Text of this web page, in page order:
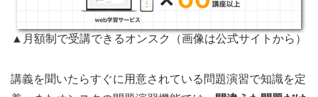
▲月額制で受講できるオンスク（画像は公式サイトから）
講義を聞いたらすぐに用意されている問題演習で知識を定